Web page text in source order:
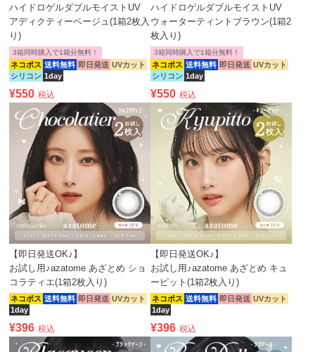
ハイドロゲルダブルモイストUV
アディクティーベージュ(1箱2枚入
り)
ネコポス 送料無料 即日発送 UVカット
シリコン 1day
3箱同時購入で1箱分無料！
¥550 税込
ハイドロゲルダブルモイストUV
ウォーターティントブラウン(1箱2
枚入り)
ネコポス 送料無料 即日発送 UVカット
シリコン 1day
3箱同時購入で1箱分無料！
¥550 税込
【即日発送OK♪】
お試し用♪azatome あざとめ ショ
コラティエ(1箱2枚入り)
ネコポス 送料無料 即日発送 UVカット
1day
¥396 税込
【即日発送OK♪】
お試し用♪azatome あざとめ キュ
ーピット(1箱2枚入り)
ネコポス 送料無料 即日発送 UVカット
1day
¥396 税込